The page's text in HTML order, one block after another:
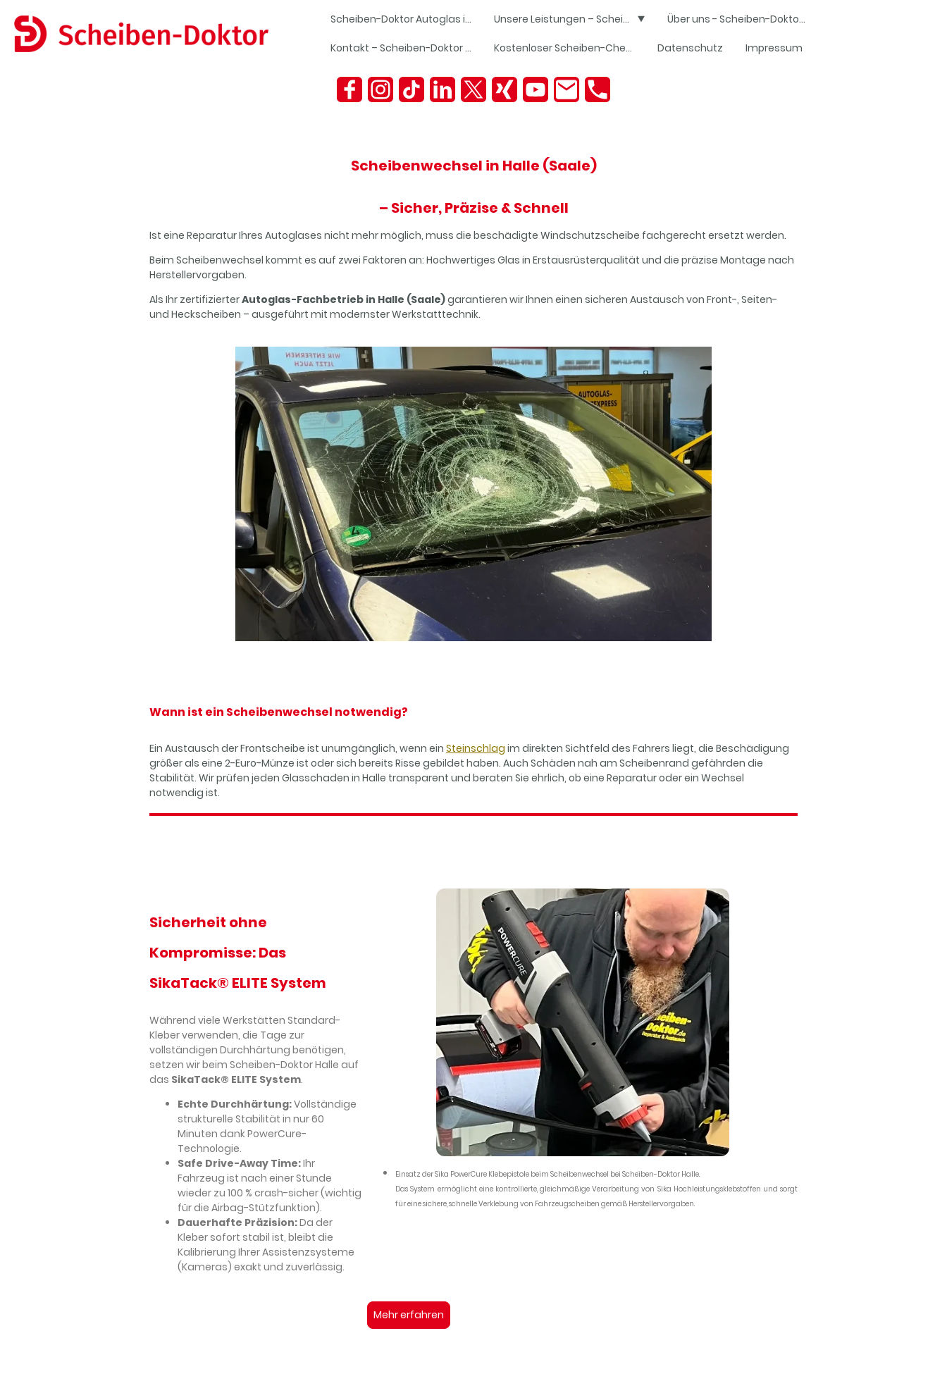
Scheiben-Doktor Autoglas in Halle Unsere Leistungen – Scheiben-Doktor Halle Über uns - Scheiben-Doktor Halle
Kontakt – Scheiben-Doktor Halle Kostenloser Scheiben-Check Datenschutz Impressum
Scheibenwechsel in Halle (Saale)
– Sicher, Präzise & Schnell
Ist eine Reparatur Ihres Autoglases nicht mehr möglich, muss die beschädigte Windschutzscheibe fachgerecht ersetzt werden.
Beim Scheibenwechsel kommt es auf zwei Faktoren an: Hochwertiges Glas in Erstausrüsterqualität und die präzise Montage nach
Herstellervorgaben.
Als Ihr zertifizierterAutoglas-Fachbetrieb in Halle (Saale)garantieren wir Ihnen einen sicheren Austausch von Front-, Seiten-
und Heckscheiben – ausgeführt mit modernster Werkstatttechnik.
Wann ist ein Scheibenwechsel notwendig?
Ein Austausch der Frontscheibe ist unumgänglich, wenn ein Steinschlag im direkten Sichtfeld des Fahrers liegt, die Beschädigung
größer als eine 2-Euro-Münze ist oder sich bereits Risse gebildet haben. Auch Schäden nah am Scheibenrand gefährden die
Stabilität. Wir prüfen jeden Glasschaden in Halle transparent und beraten Sie ehrlich, ob eine Reparatur oder ein Wechsel
notwendig ist.
Sicherheit ohne
Kompromisse: Das
SikaTack® ELITE System
Während viele Werkstätten Standard-
Kleber verwenden, die Tage zur
vollständigen Durchhärtung benötigen,
setzen wir beim Scheiben-Doktor Halle auf
das SikaTack® ELITE System.
Echte Durchhärtung:Vollständige
strukturelle Stabilität in nur 60
Minuten dank PowerCure-
Technologie.
Safe Drive-Away Time:Ihr
Fahrzeug ist nach einer Stunde
wieder zu 100 % crash-sicher (wichtig
für die Airbag-Stützfunktion).
Dauerhafte Präzision:Da der
Kleber sofort stabil ist, bleibt die
Kalibrierung Ihrer Assistenzsysteme
(Kameras) exakt und zuverlässig.
Einsatz der Sika PowerCure Klebepistole beim Scheibenwechsel bei Scheiben-Doktor Halle.
Das System ermöglicht eine kontrollierte, gleichmäßige Verarbeitung von Sika Hochleistungsklebstoffen und sorgt
für eine sichere, schnelle Verklebung von Fahrzeugscheiben gemäß Herstellervorgaben.
Mehr erfahren